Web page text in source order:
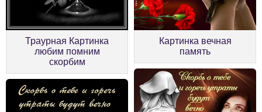
Траурная Картинка
любим помним
скорбим
Картинка вечная
память